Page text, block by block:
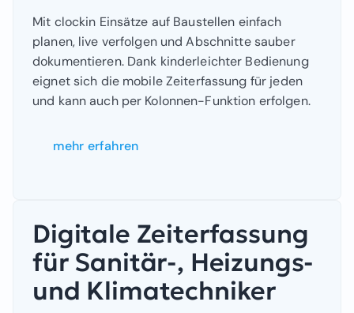
Mit clockin Einsätze auf Baustellen einfach
planen, live verfolgen und Abschnitte sauber
dokumentieren. Dank kinderleichter Bedienung
eignet sich die mobile Zeiterfassung für jeden
und kann auch per Kolonnen-Funktion erfolgen.
mehr erfahren
Digitale Zeiterfassung
für Sanitär-, Heizungs-
und Klimatechniker